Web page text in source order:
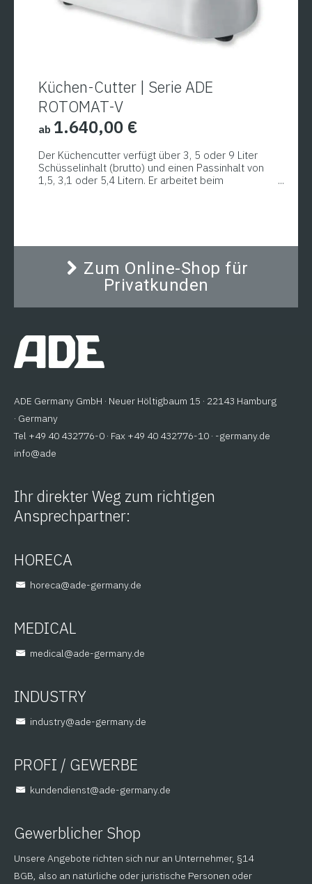
Küchen-Cutter | Serie ADE
ROTOMAT-V
ab 1.640,00 €
Der Küchencutter verfügt über 3, 5 oder 9 Liter
Schüsselinhalt (brutto) und einen Passinhalt von
1,5, 3,1 oder 5,4 Litern. Er arbeitet beim
können auch Hülsenfrüchte einfach verarbeitet
Dieser Küchencutter sorgt für eine perfekte
Verarbeitung von Gemüse, Kräutern, gekochtem
Fleisch, Fisch, Käse, Nüssen etc. in verschiedenen
Feinheitsgraden. Auch zum Pürieren von Speisen
mehrere
Varianten
können
Produktseite
werden
Zum Online-Shop für
Privatkunden
ADE Germany GmbH · Neuer Höltigbaum 15 · 22143 Hamburg
· Germany
Tel +49 40 432776-0 · Fax +49 40 432776-10 · ed.ynamreg-
eda
@ofni
Ihr direkter Weg zum richtigen
Ansprechpartner:
HORECA
ed.ynamreg-eda
@aceroh
MEDICAL
ed.ynamreg-eda
@lacidem
INDUSTRY
ed.ynamreg-eda
@yrtsudni
PROFI / GEWERBE
ed.ynamreg-eda
@tsneidnednuk
Gewerblicher Shop
Unsere Angebote richten sich nur an Unternehmer, §14
BGB, also an natürliche oder juristische Personen oder